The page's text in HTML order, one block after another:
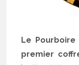
Le
premier